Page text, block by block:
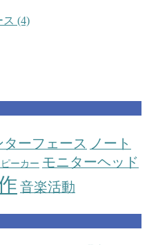
(4)
ーフェース ノート
ーカー モニターヘッド
音楽活動